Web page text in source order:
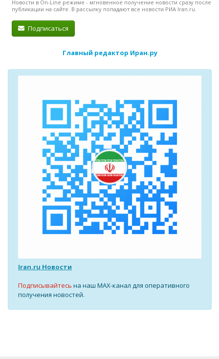
Новости в On-Line режиме - мгновенное получение новости сразу после
публикации на сайте. В рассылку попадают все новости РИА Iran.ru.
Подписаться
Главный редактор Иран.ру
Iran.ru Новости
Подписывайтесь на наш MAX-канал для оперативного
получения новостей.